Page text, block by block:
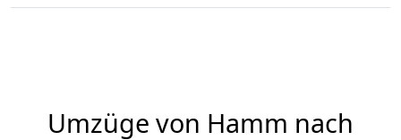
Umzüge von Hamm nach